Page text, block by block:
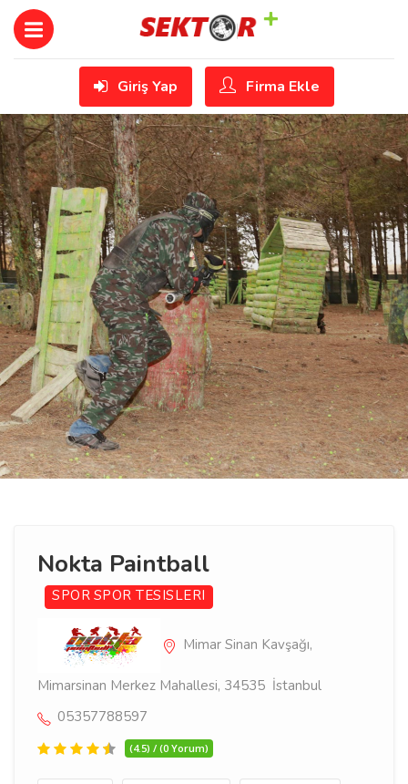
Giriş Yap Firma Ekle
Nokta Paintball
SPOR SPOR TESISLERI
Mimar Sinan Kavşağı,
Mimarsinan Merkez Mahallesi, 34535 İstanbul
05357788597
(4.5) / (0 Yorum)